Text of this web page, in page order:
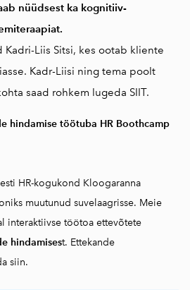
nüüdsest ka kognitiiv-
Liis Sitsi, kes ootab kliente
Kadr-Liisi ning tema poolt
saad rohkem lugeda SIIT.
hindamise töötuba HR Boothcamp
HR-kogukond Kloogaranna
muutunud suvelaagrisse. Meie
interaktiivse töötoa ettevõtete
hindamisest. Ettekande
siin.